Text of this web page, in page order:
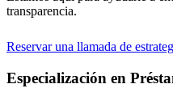
transparencia.
Reservar una llamada de
Especialización en